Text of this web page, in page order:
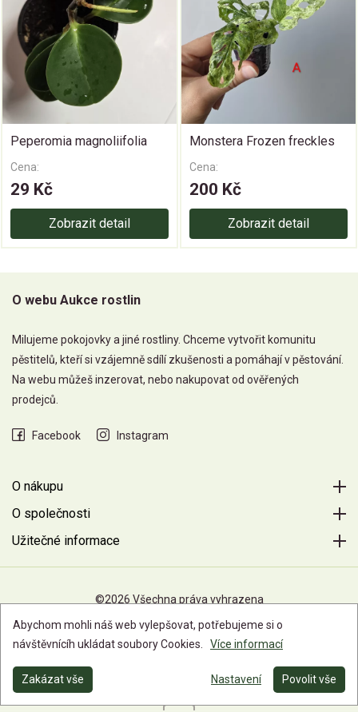
Peperomia magnoliifolia
Cena:
29 Kč
Zobrazit detail
Monstera Frozen freckles
Cena:
200 Kč
Zobrazit detail
O webu Aukce rostlin
Milujeme pokojovky a jiné rostliny. Chceme vytvořit komunitu
pěstitelů, kteří si vzájemně sdílí zkušenosti a pomáhají v pěstování.
Na webu můžeš inzerovat, nebo nakupovat od ověřených
prodejců.
Facebook Instagram
O nákupu
O společnosti
Užitečné informace
©2026 Všechna práva vyhrazena
Abychom mohli náš web vylepšovat, potřebujeme si o
návštěvnícíh ukládat soubory Cookies.
Více informací
Zakázat vše Nastavení Povolit vše